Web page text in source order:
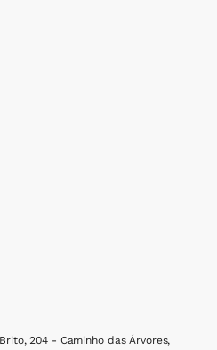
204 - Caminho das Árvores,